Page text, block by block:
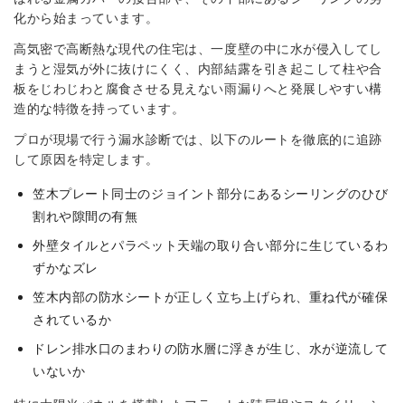
化から始まっています。
高気密で高断熱な現代の住宅は、一度壁の中に水が侵入してし
まうと湿気が外に抜けにくく、内部結露を引き起こして柱や合
板をじわじわと腐食させる見えない雨漏りへと発展しやすい構
造的な特徴を持っています。
プロが現場で行う漏水診断では、以下のルートを徹底的に追跡
して原因を特定します。
笠木プレート同士のジョイント部分にあるシーリングのひび
割れや隙間の有無
外壁タイルとパラペット天端の取り合い部分に生じているわ
ずかなズレ
笠木内部の防水シートが正しく立ち上げられ、重ね代が確保
されているか
ドレン排水口のまわりの防水層に浮きが生じ、水が逆流して
いないか